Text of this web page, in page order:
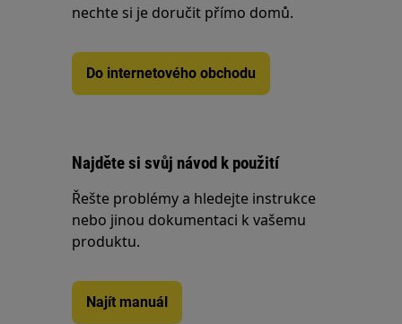
nechte si je doručit přímo domů.
Do internetového obchodu
Najděte si svůj návod k použití
Řešte problémy a hledejte instrukce
nebo jinou dokumentaci k vašemu
produktu.
Najít manuál